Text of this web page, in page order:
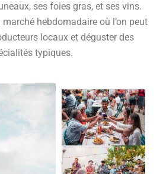
ses foies gras, et ses vins.
hebdomadaire où l’on peut
locaux et déguster des
typiques.